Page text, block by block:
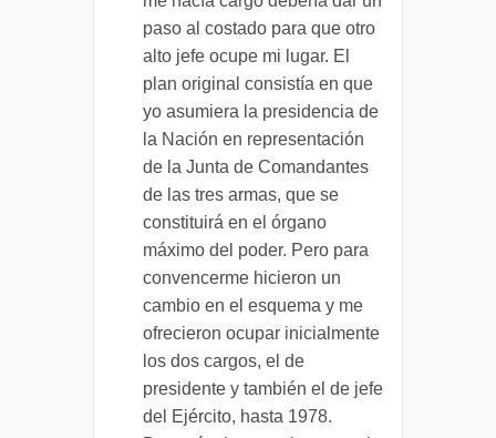
paso al costado para que otro
alto jefe ocupe mi lugar. El
plan original consistía en que
yo asumiera la presidencia de
la Nación en representación
de la Junta de Comandantes
de las tres armas, que se
constituirá en el órgano
máximo del poder. Pero para
convencerme hicieron un
cambio en el esquema y me
ofrecieron ocupar inicialmente
los dos cargos, el de
presidente y también el de jefe
del Ejército, hasta 1978.